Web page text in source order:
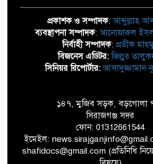
প্রকাশক ও সম্পাদক:আব্দুল্লাহ
ব্যবস্থাপনা সম্পাদক:আনোয়ারুল
নির্বাহী সম্পাদক: প্রতীক
বিজনেস এডিটর: জিল্লুর
সিনিয়র রিপোর্টার: আসাদুজ্জামান
১৪৭, মুজিব সড়ক, বড়গোলা
সিরাজগঞ্জ সদর
ফোন: 01312661544
ইমেইল:
shafidocs@gmail.com (প্রতিনিধি